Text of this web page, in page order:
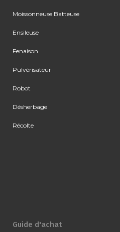
Moissonneuse Batteuse
Ensileuse
Fenaison
Pulvérisateur
Robot
Désherbage
Récolte
Guide d'achat